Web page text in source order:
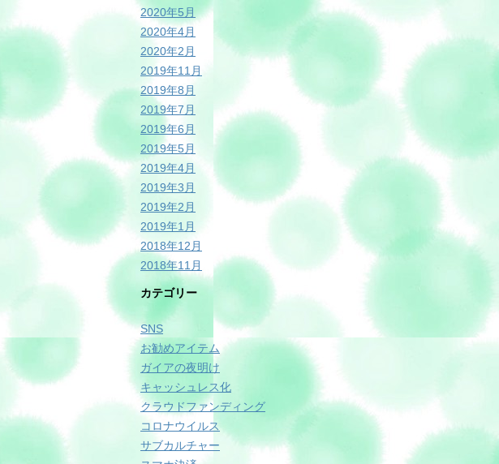
2020年5月
2020年4月
2020年2月
2019年11月
2019年8月
2019年7月
2019年6月
2019年5月
2019年4月
2019年3月
2019年2月
2019年1月
2018年12月
2018年11月
カテゴリー
SNS
お勧めアイテム
ガイアの夜明け
キャッシュレス化
クラウドファンディング
コロナウイルス
サブカルチャー